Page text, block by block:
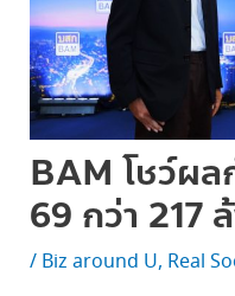
BAM โชว์ผล
69 กว่า 217
/ Biz around U, Real